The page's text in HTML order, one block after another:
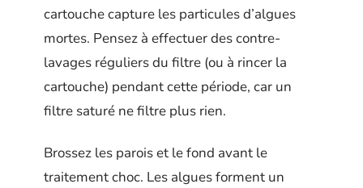
cartouche capture les particules d’algues
mortes. Pensez à effectuer des contre-
lavages réguliers du filtre (ou à rincer la
cartouche) pendant cette période, car un
filtre saturé ne filtre plus rien.
Brossez les parois et le fond avant le
traitement choc. Les algues forment un